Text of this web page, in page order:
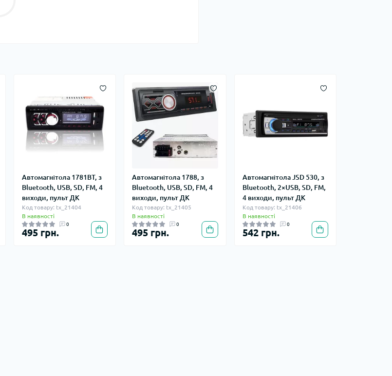
Автомагнітола 1781BT, з
Bluetooth, USB, SD, FM, 4
виходи, пульт ДК
Код товару: tx_21404
В наявності
0
495 грн.
Автомагнітола 1788, з
Bluetooth, USB, SD, FM, 4
виходи, пульт ДК
Код товару: tx_21405
В наявності
0
495 грн.
Автомагнітола JSD 530, з
Bluetooth, 2×USB, SD, FM,
4 виходи, пульт ДК
Код товару: tx_21406
В наявності
0
542 грн.